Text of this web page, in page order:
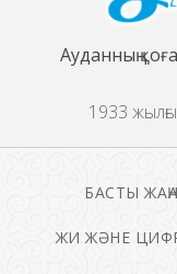
Ауданның
1933
БАСТЫ
ЖИ ЖӘНЕ